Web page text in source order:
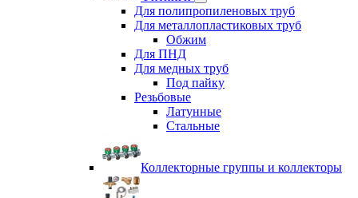
Для полипропиленовых труб
Для металлопластиковых труб
Обжим
Для ПНД
Для медных труб
Под пайку
Резьбовые
Латунные
Cтальные
Коллекторные группы и коллекторы